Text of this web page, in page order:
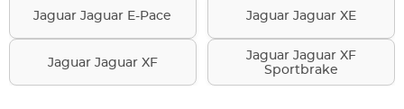
Jaguar Jaguar E-Pace Jaguar Jaguar XE
Jaguar Jaguar XF
Jaguar Jaguar XF
Sportbrake